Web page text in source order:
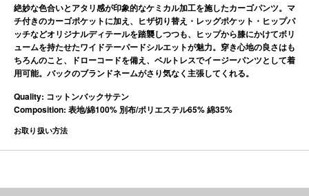
絶妙な色合いとアタリ感が印象的なケミカル加工を施したカーゴパンツ。マ
チ付きのカーゴポケットに加え、ヒザ切り替え・レッグポケット・ヒップパ
ッチなどオリジナルディテールを踏襲しつつも、ヒップから膝にかけてボリ
ュームを持たせたワイドテーパードシルエットが魅力。穿き心地の良さはも
ちろんのこと、ドローコードを備え、ベルトレスでイージーパンツとして着
用可能。バックのブランドネームがさり気なく主張してくれる。
Quality: コットンバックサテン
Composition: 表地/綿100% 別布/ポリエステル65% 綿35%
お取り扱い方法